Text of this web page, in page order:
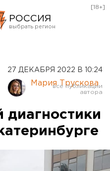
РОССИЯ
Курган
Оренбург
[18+]
27 ДЕКАБРЯ 2022 В 10:24
Мария Трускова
диагностики